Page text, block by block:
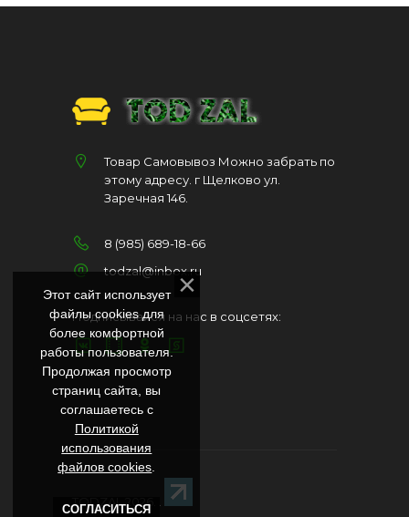
Товар Самовывоз Можно забрать по
этому адресу. г Щелково ул.
Заречная 146.
8 (985) 689-18-66
todzal@inbox.ru
Подписывайся на нас в соцсетях:
TODZAL 2026
Этот сайт использует
файлы cookies для
более комфортной
работы пользователя.
Продолжая просмотр
страниц сайта, вы
соглашаетесь с
Политикой
использования
файлов cookies
СОГЛАСИТЬСЯ